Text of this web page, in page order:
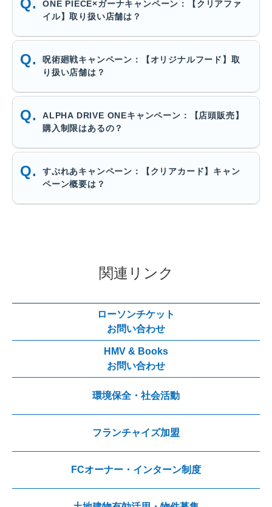
ONE PIECE×ガーナキャンペーン：【クリアファ
イル】取り扱い店舗は？
呪術廻戦キャンペーン：【オリジナルフード】取
り扱い店舗は？
ALPHA DRIVE ONEキャンペーン：【店頭販売】
購入制限はあるの？
すぷれあキャンペーン：【クリアカード】キャン
ペーン概要は？
関連リンク
ローソンチケット
お問い合わせ
HMV & Books
お問い合わせ
環境保全・社会活動
フランチャイズ加盟
FCオーナー・インターン制度